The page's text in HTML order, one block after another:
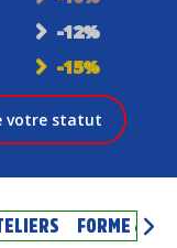
-12%
-15%
votre statut
FORME &